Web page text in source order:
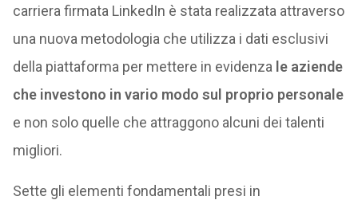
carriera firmata LinkedIn è stata realizzata attraverso
una nuova metodologia che utilizza i dati esclusivi
della piattaforma per mettere in evidenza le aziende
che investono in vario modo sul proprio personale
e non solo quelle che attraggono alcuni dei talenti
migliori.
Sette gli elementi fondamentali presi in